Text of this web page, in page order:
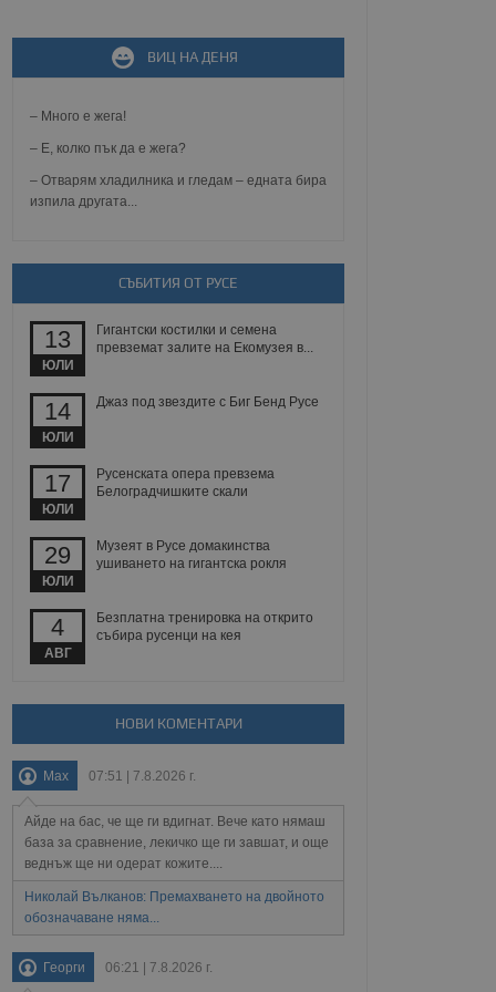
ВИЦ НА ДЕНЯ
– Много е жега!
– Е, колко пък да е жега?
– Отварям хладилника и гледам – едната бира
изпила другата...
СЪБИТИЯ ОТ РУСЕ
13
ЮЛИ
Гигантски костилки и семена
превземат залите на Екомузея в...
14
ЮЛИ
Джаз под звездите с Биг Бенд Русе
17
ЮЛИ
Русенската опера превзема
Белоградчишките скали
29
ЮЛИ
Музеят в Русе домакинства
ушиването на гигантска рокля
4
АВГ
Безплатна тренировка на открито
събира русенци на кея
НОВИ КОМЕНТАРИ
Max 07:51 | 7.8.2026 г.
Айде на бас, че ще ги вдигнат. Вече като нямаш
база за сравнение, лекичко ще ги завшат, и още
веднъж ще ни одерат кожите....
Николай Вълканов: Премахването на двойното
обозначаване няма...
Георги 06:21 | 7.8.2026 г.
зададена от уеб
MVC
известно като
Той не съдържа
при затваряне
на съгласието на
за тяхното
сесии.
уебсайт.
на
бисквитките,
съответствие и
и
и предоставя
използва
потребител може
поведение и
на сайта. Тя
с
на
на сайта.
взаимодействия
и потребителския
събиране на данни
за
се
на тестване.
данни,
на посещенията,
били заредени.
опит.
на прегледи на
новата или
на сайта. Тя
която е
в целия
на социалните